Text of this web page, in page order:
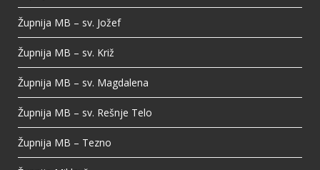
Župnija MB – sv. Jožef
Župnija MB – sv. Križ
Župnija MB – sv. Magdalena
Župnija MB – sv. Rešnje Telo
Župnija MB – Tezno